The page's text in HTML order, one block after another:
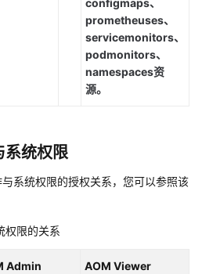
configmaps、
prometheuses、
servicemonitors、
podmonitors、
namespaces资
源。
系统权限
系统权限的授权关系，您可以参照该
权限的关系
Admin AOM Viewer